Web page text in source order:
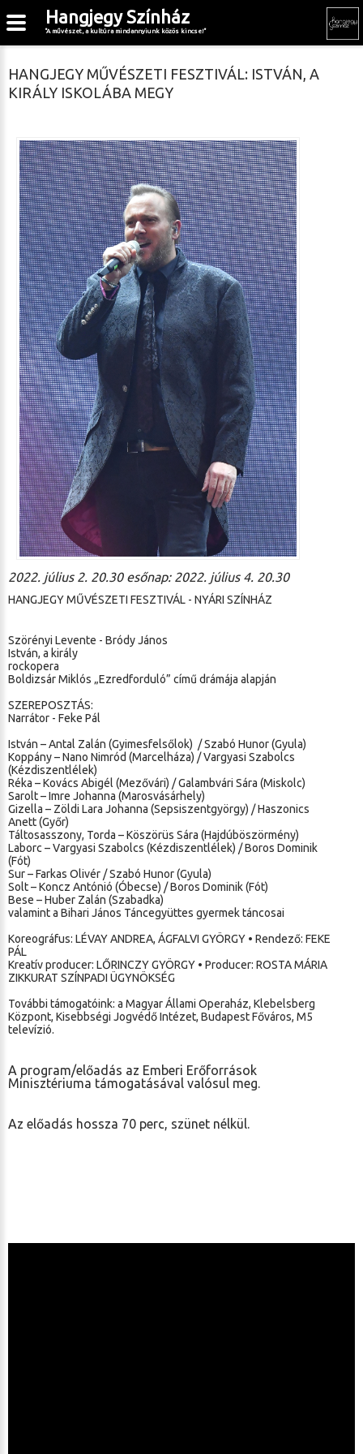
HANGJEGY MŰVÉSZETI FESZTIVÁL: ISTVÁN, A
KIRÁLY ISKOLÁBA MEGY
2022. július 2. 20.30 esőnap: 2022. július 4. 20.30
HANGJEGY MŰVÉSZETI FESZTIVÁL - NYÁRI SZÍNHÁZ
Szörényi Levente - Bródy János
István, a király
rockopera
Boldizsár Miklós „Ezredforduló” című drámája alapján
SZEREPOSZTÁS:
Narrátor - Feke Pál
István – Antal Zalán (Gyimesfelsőlok) / Szabó Hunor (Gyula)
Koppány – Nano Nimród (Marcelháza) / Vargyasi Szabolcs
(Kézdiszentlélek)
Réka – Kovács Abigél (Mezővári) / Galambvári Sára (Miskolc)
Sarolt – Imre Johanna (Marosvásárhely)
Gizella – Zöldi Lara Johanna (Sepsiszentgyörgy) / Haszonics
Anett (Győr)
Táltosasszony, Torda – Köszörüs Sára (Hajdúböszörmény)
Laborc – Vargyasi Szabolcs (Kézdiszentlélek) / Boros Dominik
(Fót)
Sur – Farkas Olivér / Szabó Hunor (Gyula)
Solt – Koncz Antónió (Óbecse) / Boros Dominik (Fót)
Bese – Huber Zalán (Szabadka)
valamint a Bihari János Táncegyüttes gyermek táncosai
Koreográfus: LÉVAY ANDREA, ÁGFALVI GYÖRGY • Rendező: FEKE
PÁL
Kreatív producer: LŐRINCZY GYÖRGY • Producer: ROSTA MÁRIA
ZIKKURAT SZÍNPADI ÜGYNÖKSÉG
További támogatóink: a Magyar Állami Operaház, Klebelsberg
Központ, Kisebbségi Jogvédő Intézet, Budapest Főváros, M5
televízió.
A program/előadás az Emberi Erőforrások
Minisztériuma támogatásával valósul meg.
Az előadás hossza 70 perc, szünet nélkül.
Hangjegy Színház
"A művészet, a kultúra mindannyiunk közös kincse!"